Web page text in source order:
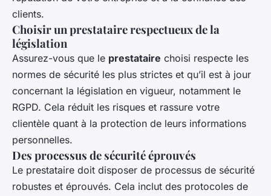
clients.
Choisir un prestataire respectueux de la
législation
Assurez-vous que le prestataire choisi respecte les
normes de sécurité les plus strictes et qu’il est à jour
concernant la législation en vigueur, notamment le
RGPD. Cela réduit les risques et rassure votre
clientèle quant à la protection de leurs informations
personnelles.
Des processus de sécurité éprouvés
Le prestataire doit disposer de processus de sécurité
robustes et éprouvés. Cela inclut des protocoles de